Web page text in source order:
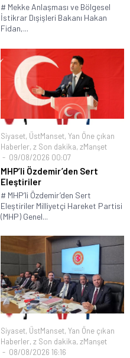
# Mekke Anlaşması ve Bölgesel
İstikrar Dışişleri Bakanı Hakan
Fidan,...
Siyaset, ÜstManset, Yan Öne çıkan
Haberler, z Son dakika, zManşet
09/08/2026 00:07
MHP’li Özdemir’den Sert
Eleştiriler
# MHP’li Özdemir’den Sert
Eleştiriler Milliyetçi Hareket Partisi
(MHP) Genel...
Siyaset, ÜstManset, Yan Öne çıkan
Haberler, z Son dakika, zManşet
08/08/2026 16:16